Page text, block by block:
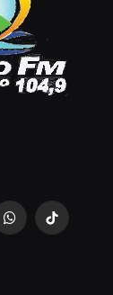
WhatsAppTikTok